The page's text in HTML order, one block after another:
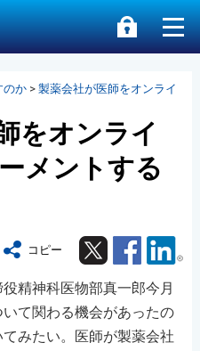
のか> 製薬会社が医師をオンライ
をオンライ
メントする
コピー Twitter Facebook
精神科医物部真一郎今月
て関わる機会があったの
みたい。医師が製薬会社